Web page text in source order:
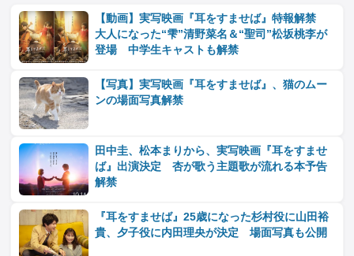
【動画】実写映画『耳をすませば』特報解禁
大人になった“雫”清野菜名＆“聖司”松坂桃李が
登場 中学生キャストも解禁
【写真】実写映画『耳をすませば』、猫のムー
ンの場面写真解禁
田中圭、松本まりから、実写映画『耳をすませ
ば』出演決定 杏が歌う主題歌が流れる本予告
解禁
『耳をすませば』25歳になった杉村役に⼭⽥裕
貴、⼣⼦役に内⽥理央が決定 場面写真も公開